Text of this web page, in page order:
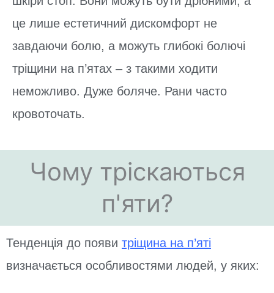
це лише естетичний дискомфорт не
завдаючи болю, а можуть глибокі болючі
тріщини на п’ятах – з такими ходити
неможливо. Дуже боляче. Рани часто
кровоточать.
Чому тріскаються
п'яти?
Тенденція до появи тріщина на п’яті
визначається особливостями людей, у яких: